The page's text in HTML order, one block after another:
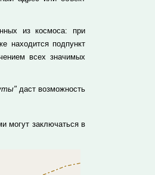
из космоса: при
находится подпункт
всех значимых
даст возможность
могут заключаться в